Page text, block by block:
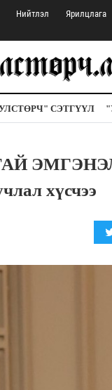
Нийтлэл Ярилцлага
СЭТГҮҮЛ
ЭМГЭНЭЛ
хүсчээ